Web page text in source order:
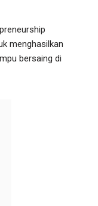
menghasilkan
bersaing di